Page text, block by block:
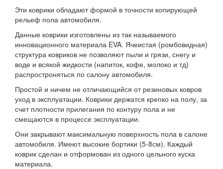
Эти коврики обладают формой в точности копирующей
рельеф пола автомобиля.
Данные коврики изготовлены из так называемого
инновационного материала EVA. Ячеистая (ромбовидная)
структура ковриков не позволяют пыли и грязи, снегу и
воде и всякой жидкости (напиток, кофе, молоко и тд)
распростроняться по салону автомобиля.
Простой и ничем не отличающийся от резиновых ковров
уход в эксплуатации. Коврики держатся крепко на полу, за
счет плотности прилегания по контуру пола и не
смещаются в процессе эксплуатации.
Они закрывают максимальную поверхность пола в салоне
автомобиля. Имеют высокие бортики (5-8см). Каждый
коврик сделан и отформован из одного цельного куска
материала.